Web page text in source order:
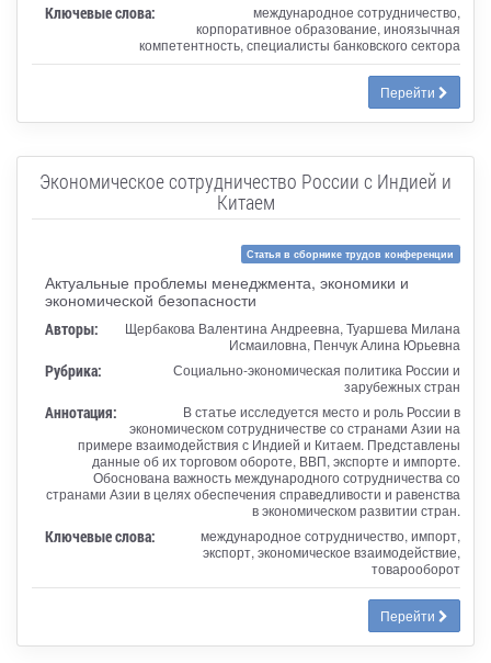
Ключевые слова:
международное сотрудничество,
корпоративное образование, иноязычная
компетентность, специалисты банковского сектора
Перейти
Экономическое сотрудничество России с Индией и
Китаем
Статья в сборнике трудов конференции
Актуальные проблемы менеджмента, экономики и
экономической безопасности
Авторы:
Щербакова Валентина Андреевна, Туаршева Милана
Исмаиловна, Пенчук Алина Юрьевна
Рубрика:
Социально-экономическая политика России и
зарубежных стран
Аннотация:
В статье исследуется место и роль России в
экономическом сотрудничестве со странами Азии на
примере взаимодействия с Индией и Китаем. Представлены
данные об их торговом обороте, ВВП, экспорте и импорте.
Обоснована важность международного сотрудничества со
странами Азии в целях обеспечения справедливости и равенства
в экономическом развитии стран.
Ключевые слова:
международное сотрудничество, импорт,
экспорт, экономическое взаимодействие,
товарооборот
Перейти